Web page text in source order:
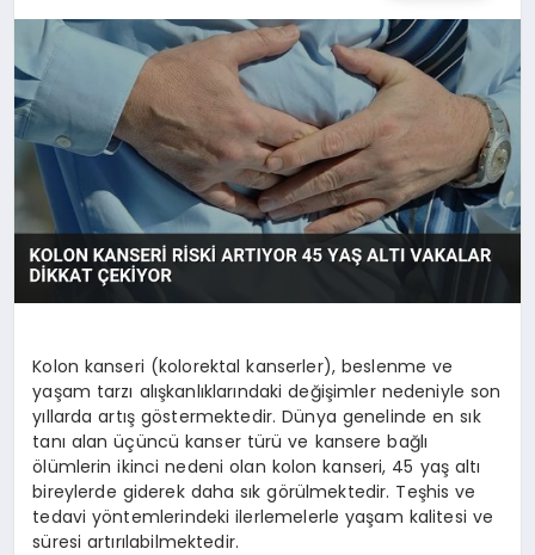
SAĞLIK
SPOR
TEKNOLOJI
Kolon kanseri (kolorektal kanserler), beslenme ve
yaşam tarzı alışkanlıklarındaki değişimler nedeniyle son
yıllarda artış göstermektedir. Dünya genelinde en sık
tanı alan üçüncü kanser türü ve kansere bağlı
ölümlerin ikinci nedeni olan kolon kanseri, 45 yaş altı
bireylerde giderek daha sık görülmektedir. Teşhis ve
tedavi yöntemlerindeki ilerlemelerle yaşam kalitesi ve
süresi artırılabilmektedir.